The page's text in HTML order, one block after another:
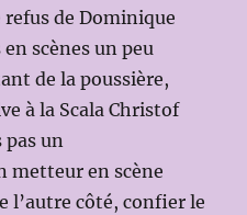
de Dominique
scènes un peu
de la poussière,
à la Scala Christof
pas un
metteur en scène
l’autre côté, confier le